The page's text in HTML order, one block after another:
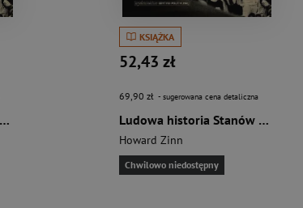
Ludowa historia Stanów Zjednoczonych Od roku 1492 do dziś
KSIĄŻKA
52,43 zł
69,90 zł - sugerowana cena detaliczna
Ludowa historia Stanów Zjednoczonych
Howard Zinn
Chwilowo niedostępny